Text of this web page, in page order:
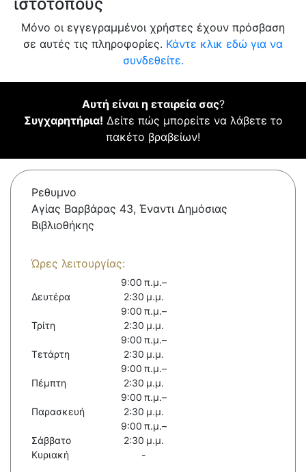
Μόνο οι εγγεγραμμένοι χρήστες έχουν πρόσβαση
σε αυτές τις πληροφορίες. Κάντε κλικ εδώ για να
συνδεθείτε.
Αυτή είναι η εταιρεία σας?
Συγχαρητήρια! Δείτε πώς μπορείτε να λάβετε το
πακέτο βραβείων!
Ρεθυμνο
Αγίας Βαρβάρας 43, Έναντι Δημόσιας
Βιβλιοθήκης
Ώρες λειτουργίας:
Δευτέρα
9:00 π.μ.–
2:30 μ.μ.
Τρίτη
9:00 π.μ.–
2:30 μ.μ.
Τετάρτη
9:00 π.μ.–
2:30 μ.μ.
Πέμπτη
9:00 π.μ.–
2:30 μ.μ.
Παρασκευή
9:00 π.μ.–
2:30 μ.μ.
Σάββατο
9:00 π.μ.–
2:30 μ.μ.
Κυριακή
-